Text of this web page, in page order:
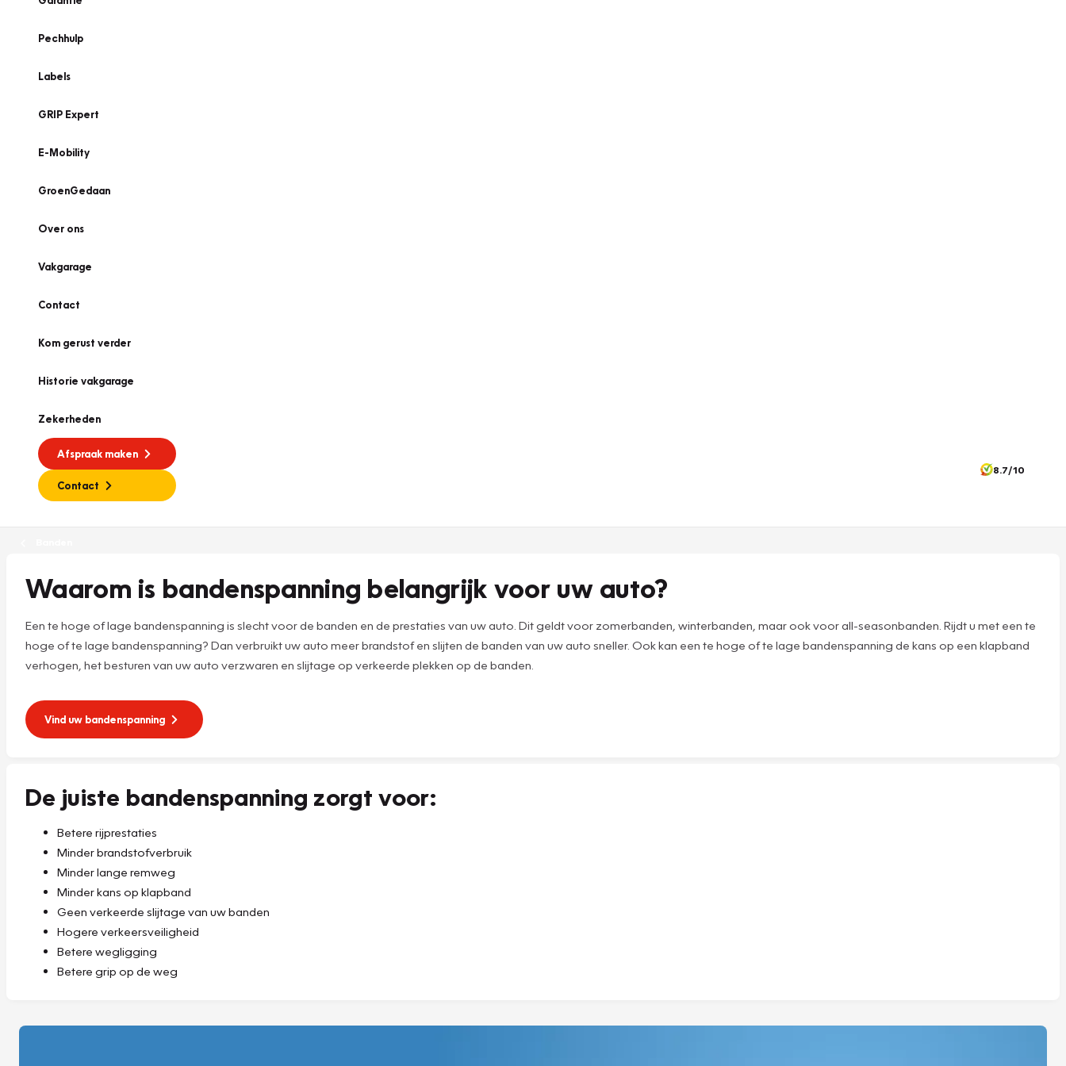
Pechhulp
Labels
GRIP Expert
E-Mobility
GroenGedaan
Over ons
Vakgarage
Contact
Kom gerust verder
Historie vakgarage
Zekerheden
Afspraak maken
Contact
8.7/10
Waarom is bandenspanning belangrijk voor uw auto?
Een te hoge of lage bandenspanning is slecht voor de banden en de prestaties van uw auto. Dit geldt voor zomerbanden, winterbanden, maar ook voor all-seasonbanden. Rijdt u met een te
hoge of te lage bandenspanning? Dan verbruikt uw auto meer brandstof en slijten de banden van uw auto sneller. Ook kan een te hoge of te lage bandenspanning de kans op een klapband
verhogen, het besturen van uw auto verzwaren en slijtage op verkeerde plekken op de banden.
Vind uw bandenspanning
De juiste bandenspanning zorgt voor:
Betere rijprestaties
Minder brandstofverbruik
Minder lange remweg
Minder kans op klapband
Geen verkeerde slijtage van uw banden
Hogere verkeersveiligheid
Betere wegligging
Betere grip op de weg